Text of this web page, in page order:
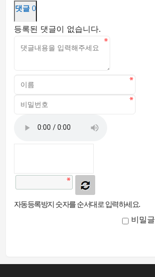
댓글 0
등록된 댓글이 없습니다.
자동등록방지 숫자를 순서대로 입력하세요.
비밀글